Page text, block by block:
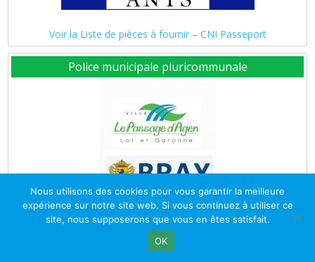
Voir la Liste de pièces à fournir – CNI Passeport
Police municipale pluricommunale
Nous utilisons des cookies pour vous garantir la meilleure
expérience sur notre site web. Si vous continuez à utiliser ce
site, nous supposerons que vous en êtes satisfait.
OK